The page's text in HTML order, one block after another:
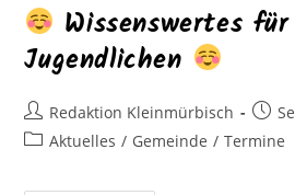
Wissenswertes
Jugendlichen
Redaktion Kleinmürbisch
Aktuelles / Gemeinde / Termine